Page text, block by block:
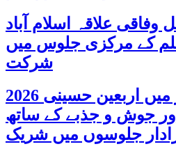
وفاقی علاقہ اسلام آباد
کے مرکزی جلوس میں
شرکت
پاکستان بھر میں اربعین حسینی 2026
جوش و جذبے کے ساتھ
عزادار جلوسوں میں شریک